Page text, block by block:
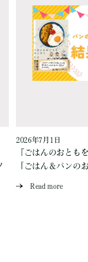
2026年7月1日
『ごはんのおとも
「ごはん＆パンの
Read more